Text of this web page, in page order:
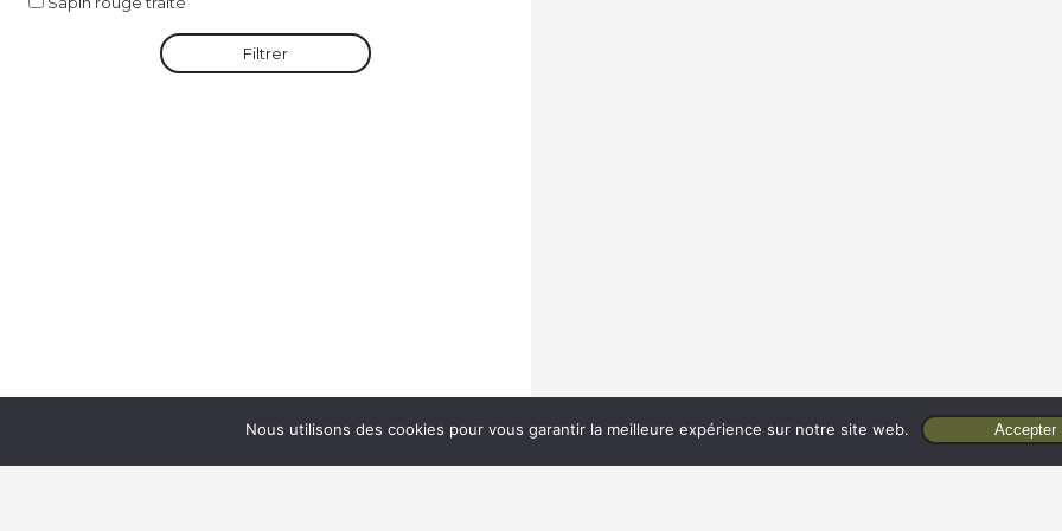
Filtrer
Nous utilisons des cookies pour vous garantir la meilleure expérience sur notre site web. Accepter